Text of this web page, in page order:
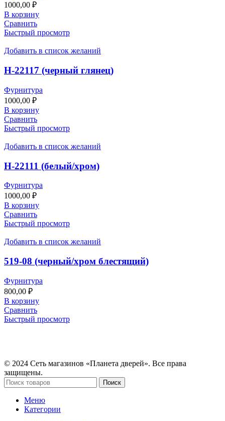
1000,00 ₽
В корзину
Сравнить
Быстрый просмотр
Добавить в список желаний
Н-22117 (черный глянец)
Фурнитура
1000,00 ₽
В корзину
Сравнить
Быстрый просмотр
Добавить в список желаний
Н-22111 (белый/хром)
Фурнитура
1000,00 ₽
В корзину
Сравнить
Быстрый просмотр
Добавить в список желаний
519-08 (черный/хром блестящий)
Фурнитура
800,00 ₽
В корзину
Сравнить
Быстрый просмотр
© 2024 Сеть магазинов «Планета дверей». Все права
защищены.
Поиск
Меню
Категории